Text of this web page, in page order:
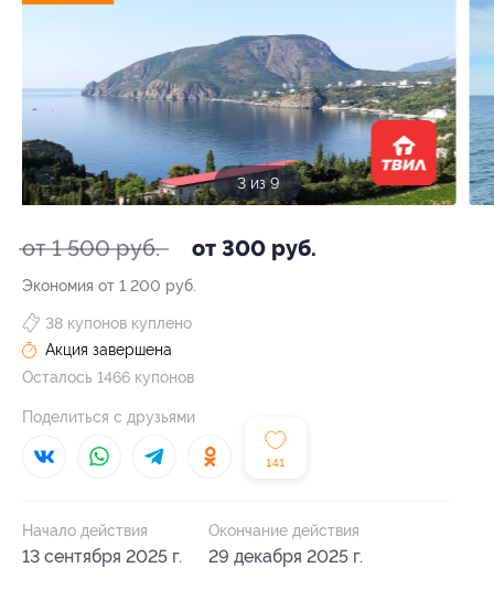
3 из 9
от 1 500 руб. от 300 руб.
Экономия от 1 200 руб.
141
38 купонов куплено
Акция завершена
Осталось 1466 купонов
Поделиться с друзьями
Начало действия
13 сентября 2025 г.
Окончание действия
29 декабря 2025 г.